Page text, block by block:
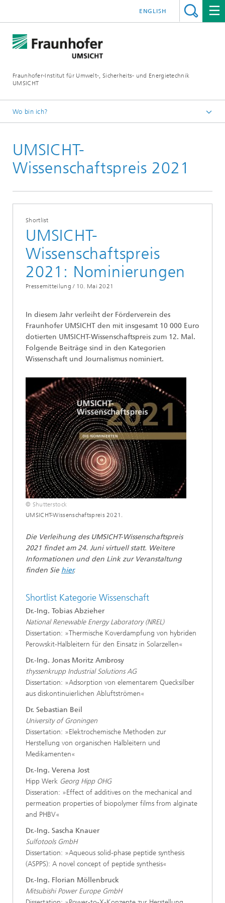
Fraunhofer-Institut für Umwelt-, Sicherheits- und Energietechnik
UMSICHT
ENGLISH
Wo bin ich?
Presse
Pressemitteilungen, Interviews und Meldungen
UMSICHT-
Wissenschaftspreis 2021
Shortlist
UMSICHT-
Wissenschaftspreis
2021: Nominierungen
Pressemitteilung / 10. Mai 2021
In diesem Jahr verleiht der Förderverein des
Fraunhofer UMSICHT den mit insgesamt 10 000 Euro
dotierten UMSICHT-Wissenschaftspreis zum 12. Mal.
Folgende Beiträge sind in den Kategorien
Wissenschaft und Journalismus nominiert.
© Shutterstock
UMSICHT-Wissenschaftspreis 2021.
Die Verleihung des UMSICHT-Wissenschaftspreis
2021 findet am 24. Juni virtuell statt. Weitere
Informationen und den Link zur Veranstaltung
finden Sie hier.
Shortlist Kategorie Wissenschaft
Dr.-Ing. Tobias Abzieher
National Renewable Energy Laboratory (NREL)
Dissertation: »Thermische Koverdampfung von hybriden
Perowskit-Halbleitern für den Einsatz in Solarzellen«
Dr.-Ing. Jonas Moritz Ambrosy
thyssenkrupp Industrial Solutions AG
Dissertation: »Adsorption von elementarem Quecksilber
aus diskontinuierlichen Abluftströmen«
Dr. Sebastian Beil
University of Groningen
Dissertation: »Elektrochemische Methoden zur
Herstellung von organischen Halbleitern und
Medikamenten«
Dr.-Ing. Verena Jost
Hipp Werk Georg Hipp OHG
Disseration: »Effect of additives on the mechanical and
permeation properties of biopolymer films from alginate
and PHBV«
Dr.-Ing. Sascha Knauer
Sulfotools GmbH
Dissertation: »Aqueous solid-phase peptide synthesis
(ASPPS): A novel concept of peptide synthesis«
Dr.-Ing. Florian Möllenbruck
Mitsubishi Power Europe GmbH